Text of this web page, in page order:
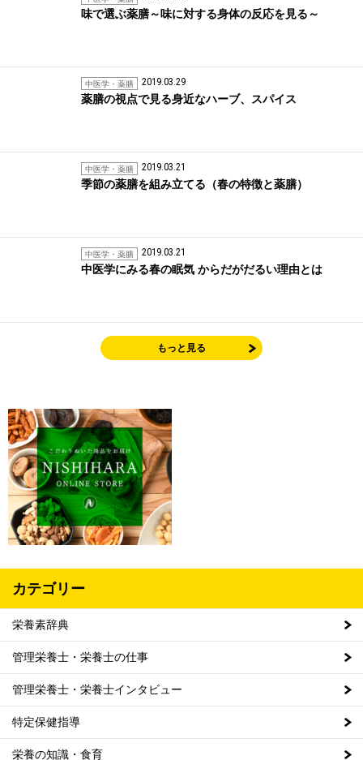
味で選ぶ薬膳～味に対する身体の反応を見る～
中医学・薬膳 2019.03.29
薬膳の視点で見る身近なハーブ、スパイス
中医学・薬膳 2019.03.21
季節の薬膳を組み立てる（春の特徴と薬膳）
中医学・薬膳 2019.03.21
中医学にみる春の眠気 からだがだるい理由とは
もっと見る
カテゴリー
栄養素辞典
管理栄養士・栄養士の仕事
管理栄養士・栄養士インタビュー
特定保健指導
栄養の知識・食育